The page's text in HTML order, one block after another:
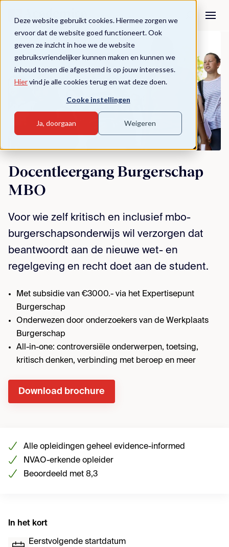
Deze website gebruikt cookies. Hiermee zorgen we
ervoor dat de website goed functioneert. Ook
geven ze inzicht in hoe we de website
gebruiksvriendelijker kunnen maken en kunnen we
inhoud tonen die afgestemd is op jouw interesses.
Hiervind je alle cookies terug en wat deze doen.
Cooke instellingen
Ja, doorgaan Weigeren
Docentleergang Burgerschap
MBO
Voor wie zelf kritisch en inclusief mbo-
burgerschapsonderwijs wil verzorgen dat
beantwoordt aan de nieuwe wet- en
regelgeving en recht doet aan de student.
Met subsidie van €3000.- via het Expertisepunt
Burgerschap
Onderwezen door onderzoekers van de Werkplaats
Burgerschap
All-in-one: controversiële onderwerpen, toetsing,
kritisch denken, verbinding met beroep en meer
Download brochure
Alle opleidingen geheel evidence-informed
NVAO-erkende opleider
Beoordeeld met 8,3
In het kort
Eerstvolgende startdatum